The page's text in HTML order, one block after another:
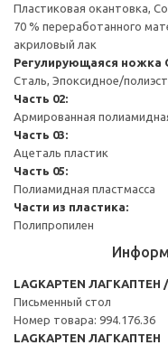
Пластиковая окантовка,
70 % переработанного
акриловый лак
Регулирующаяся ножка
Сталь, Эпоксидное/
Часть 02:
Армированная
Часть 03:
Ацеталь пластик
Часть 05:
Полиамидная пластмасса
Части из пластика:
Полипропилен
LAGKAPTEN
Письменный стол
Номер товара: 994.176.36
LAGKAPTEN ЛАГКАПТЕН